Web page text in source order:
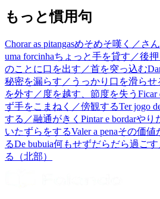
もっと慣用句
Chorar as pitangasめそめそ嘆く／さ
uma forcinhaちょっと手を貸す／後
のことに口を出す／首を突っ込む
秘密を漏らす／うっかり口を滑らせ
を外す／度を越す、節度を失う Ficar
ず手をこまねく／傍観するTer jogo
する／融通がきく Pintar e bordarやり
いたずらをするValer a penaその価値
るDe bubuia何もせずだらだら過ご
る（北部）